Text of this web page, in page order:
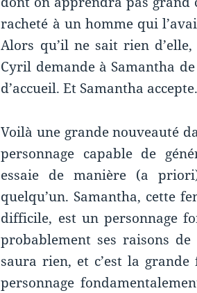
racheté à un homme qui
Alors qu’il ne sait rien
Cyril demande à Samantha
d’accueil. Et Samantha accepte.
Voilà une grande nouveauté
personnage capable de
essaie de manière (a
quelqu’un. Samantha, cette
difficile, est un personnage
probablement ses raisons
saura rien, et c’est la
personnage